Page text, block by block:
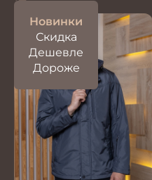
Новинки
Скидка
Дешевле
Дороже